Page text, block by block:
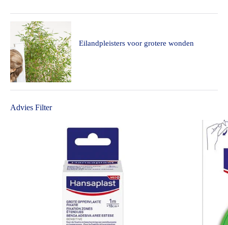
Eilandpleisters voor grotere wonden
Advies Filter